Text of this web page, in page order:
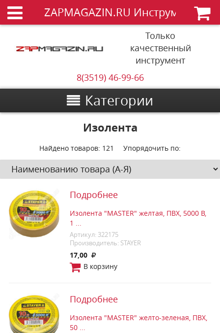
ZAPMAGAZIN.RU Инструменты
Только
качественный
инструмент
8(3519) 46-99-66
Категории
Изолента
Найдено товаров: 121 Упорядочить по:
Подробнее
Изолента "MASTER" желтая, ПВХ, 5000 В,
1 ...
Артикул: 322175
Производитель: STAYER
17,00
В корзину
Подробнее
Изолента "MASTER" желто-зеленая, ПВХ,
50 ...